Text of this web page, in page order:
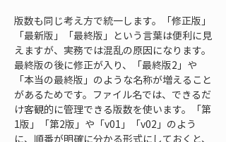
版数も同じ考え方で統一します。「修正版」
「最新版」「最終版」という言葉は便利に見
えますが、実務では混乱の原因になります。
最終版の後に修正が入り、「最終版2」や
「本当の最終版」のような名称が増えること
があるためです。ファイル名では、できるだ
け客観的に管理できる版数を使います。「第
1版」「第2版」や「v01」「v02」のよう
に、順番が明確に分かる形式にしておくと、